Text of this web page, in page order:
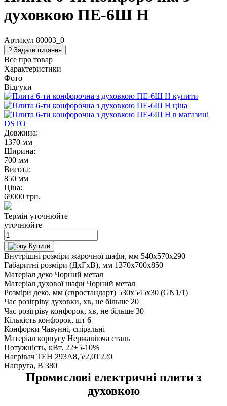
духовкою ПЕ-6Ш Н
Артикул 80003_0
Все про товар
Характеристики
Фото
Відгуки
Довжина:
1370 мм
Ширина:
700 мм
Висота:
850 мм
Ціна:
69000 грн.
Термін уточнюйте
уточнюйте
Купити
Внутрішні розміри жарочної шафи, мм 540х570х290
Габаритні розміри (ДхГхВ), мм 1370х700х850
Матеріал деко Чорний метал
Матеріал духової шафи Чорний метал
Розміри деко, мм (євростандарт) 530х545х30 (GN1/1)
Час розігріву духовки, хв, не більше 20
Час розігріву конфорок, хв, не більше 30
Кількість конфорок, шт 6
Конфорки Чавунні, спіральні
Матеріал корпусу Нержавіюча сталь
Потужність, кВт. 22+5-10%
Нагрівач ТЕН 293А8,5/2,0Т220
Напруга, В 380
Промислові електричні плити з
духовкою